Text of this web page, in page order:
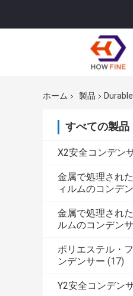
ホーム 製品
すべての製品
X2安全コンデン
金属で処理され
ィルムのコンデ
金属で処理され
ルムのコンデン
ポリエステル・
ンデンサー (17)
Y2安全コンデン